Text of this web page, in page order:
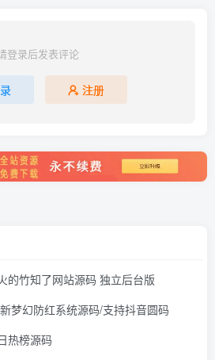
登录后发表评论
注册
的竹知了网站源码 独立后台版
梦幻防红系统源码/支持抖音圆码
热榜源码